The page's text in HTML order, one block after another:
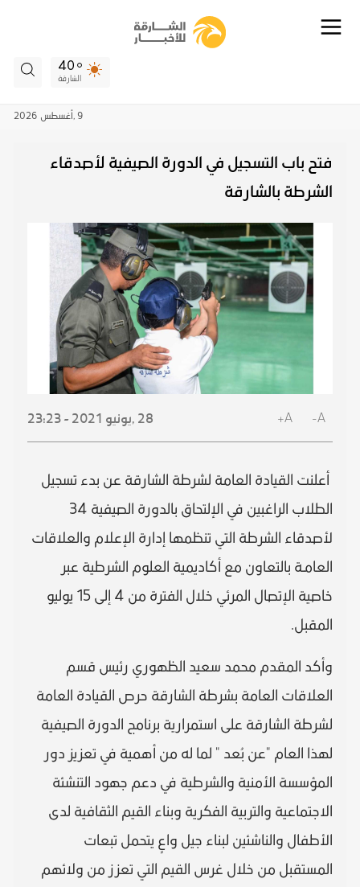
40
الشارقة
9 , أغسطس 2026
فتح باب التسجيل في الدورة الصيفية لأصدقاء
الشرطة بالشارقة
A-
A+
28 , يونيو 2021 - 23:23
أعلنت القيادة العامة لشرطة الشارقة عن بدء تسجيل
الطلاب الراغبين في الإلتحاق بالدورة الصيفية 34
لأصدقاء الشرطة التي تنظمها إدارة الإعلام والعلاقات
العامـة بالتعاون مع أكاديمية العلوم الشرطية عبر
خاصية الإتصال المرئي خلال الفترة من 4 إلى 15 يوليو
المقبل.
وأكد المقدم محمد سعيد الظهوري رئيس قسم
العلاقات العامة بشرطة الشارقة حرص القيادة العامة
لشرطة الشارقة على استمرارية برنامج الدورة الصيفية
لهذا العام "عن بُعد " لما له من أهمية في تعزيز دور
المؤسسة الأمنية والشرطية في دعم جهود التنشئة
الاجتماعية والتربية الفكرية وبناء القيم ‏الثقافية لدى
الأطفال والناشئين ‏لبناء جيل واعٍ يتحمل تبعات
المستقبل من خلال غرس القيم التي تعزز من ولائهم